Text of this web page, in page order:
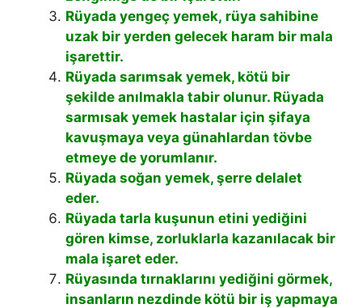
Rüyada yengeç yemek, rüya sahibine
uzak bir yerden gelecek haram bir mala
işarettir.
Rüyada sarımsak yemek, kötü bir
şekilde anılmakla tabir olunur. Rüyada
sarmısak yemek hastalar için şifaya
kavuşmaya veya günahlardan tövbe
etmeye de yorumlanır.
Rüyada soğan yemek, şerre delalet
eder.
Rüyada tarla kuşunun etini yediğini
gören kimse, zorluklarla kazanılacak bir
mala işaret eder.
Rüyasında tırnaklarını yediğini görmek,
insanların nezdinde kötü bir iş yapmaya